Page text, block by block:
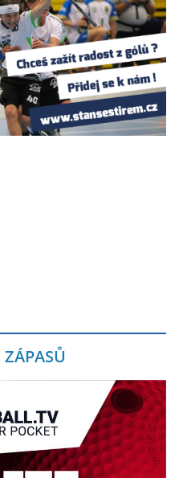
ZÁPASŮ